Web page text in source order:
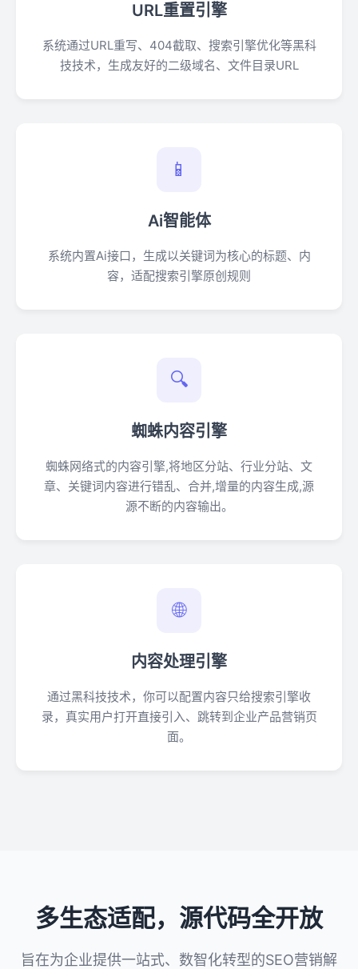
URL重置引擎
系统通过URL重写、404截取、搜索引擎优化等黑科
技技术，生成友好的二级域名、文件目录URL
📱
Ai智能体
系统内置Ai接口，生成以关键词为核心的标题、内
容，适配搜索引擎原创规则
🔍
蜘蛛内容引擎
蜘蛛网络式的内容引擎,将地区分站、行业分站、文
章、关键词内容进行错乱、合并,增量的内容生成,源
源不断的内容输出。
🌐
内容处理引擎
通过黑科技技术，你可以配置内容只给搜索引擎收
录，真实用户打开直接引入、跳转到企业产品营销页
面。
多生态适配，源代码全开放
旨在为企业提供一站式、数智化转型的SEO营销解